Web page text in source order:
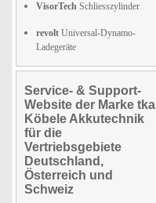
VisorTech Schliesszylinder
revolt Universal-Dynamo-
Ladegeräte
Service- & Support-
Website der Marke tka
Köbele Akkutechnik
für die
Vertriebsgebiete
Deutschland,
Österreich und
Schweiz